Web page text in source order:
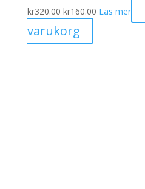
kr320.00 Det
ursprungliga
priset
kr160.00Det
nuvarande
Läs mer
varukorg